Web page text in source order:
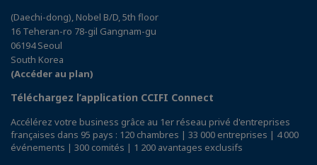
(Daechi-dong), Nobel B/D, 5th floor
16 Teheran-ro 78-gil Gangnam-gu
06194 Seoul
South Korea
(Accéder au plan)
Téléchargez l’application CCIFI Connect
Accélérez votre business grâce au 1er réseau privé d'entreprises
françaises dans 95 pays : 120 chambres | 33 000 entreprises | 4 000
événements | 300 comités | 1 200 avantages exclusifs